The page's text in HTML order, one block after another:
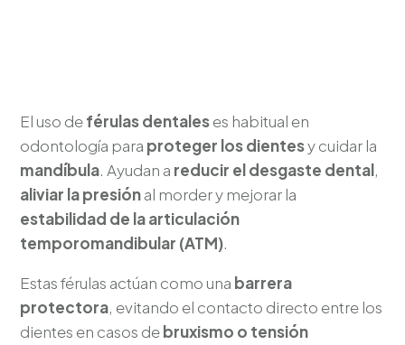
El uso deférulas dentaleses habitual en
odontología para proteger los dientesy cuidar la
mandíbula. Ayudan a reducir el desgaste dental,
aliviar la presiónal morder y mejorar la
estabilidad de la articulación
temporomandibular (ATM).
Estas férulas actúan como una barrera
protectora, evitando el contacto directo entre los
dientes en casos debruxismo o tensión